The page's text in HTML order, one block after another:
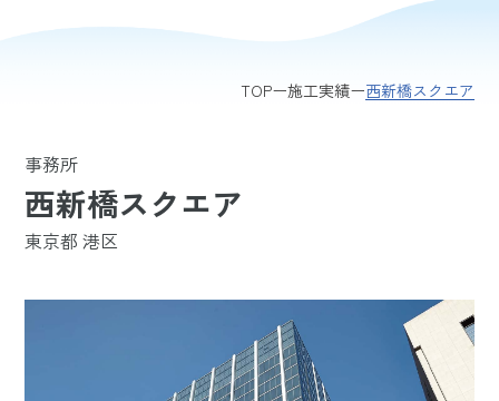
TOP 施工実績 西新橋スクエア
事務所
西新橋スクエア
東京都 港区